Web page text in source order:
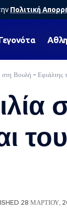
Πολιτική
Βουλή – Εφιάλτης
28 ΜΑΡΤΊΟΥ,